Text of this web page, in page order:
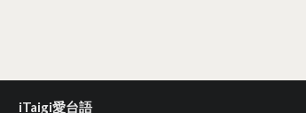
iTaigi愛台語